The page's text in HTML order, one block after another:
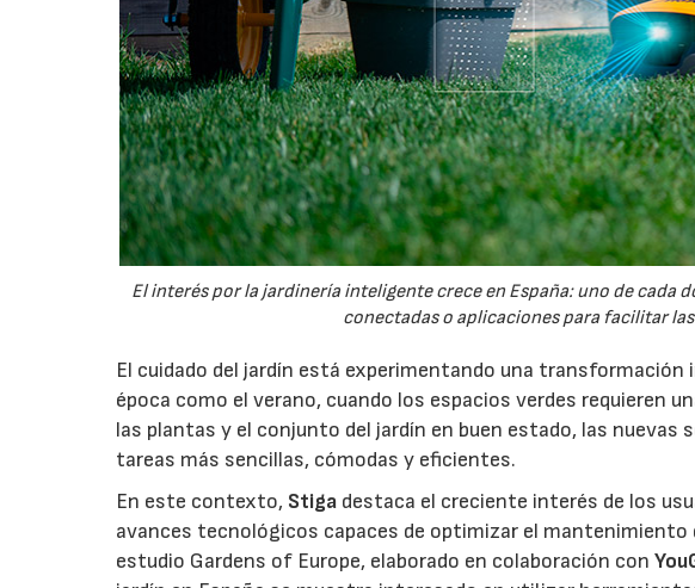
El interés por la jardinería inteligente crece en España: uno de
conectadas o aplicaciones para facilitar
El cuidado del jardín está experimentando una
época como el verano, cuando los espacios verdes requieren
las plantas y el conjunto del jardín en buen estado, las
tareas más sencillas, cómodas y eficientes.
En este contexto, Stiga destaca el creciente interés de los
avances tecnológicos capaces de optimizar el mantenimiento
estudio Gardens of Europe, elaborado en colaboración con